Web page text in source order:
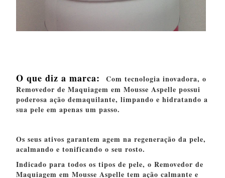
O que diz a marca:
Com tecnologia inovadora, o
Removedor de Maquiagem em Mousse Aspelle possui
poderosa ação demaquilante, limpando e hidratando a
sua pele em apenas um passo.
Os seus ativos garantem agem na regeneração da pele,
acalmando e tonificando o seu rosto.
Indicado para todos os tipos de pele, o Removedor de
Maquiagem em Mousse Aspelle tem ação calmante e